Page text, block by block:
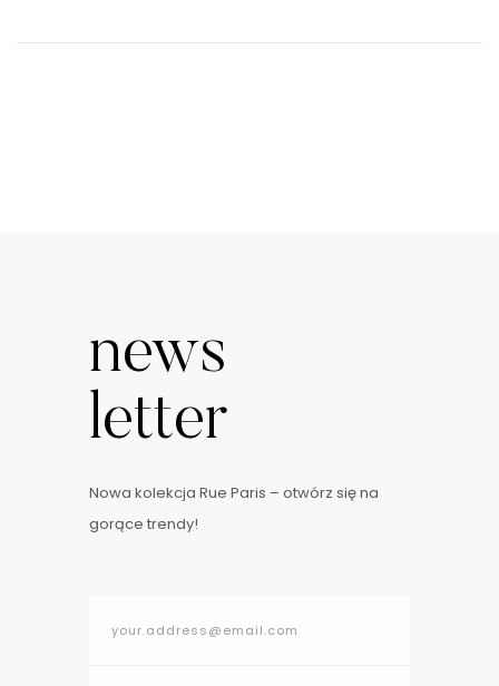
news
letter
Nowa kolekcja Rue Paris – otwórz się na
gorące trendy!